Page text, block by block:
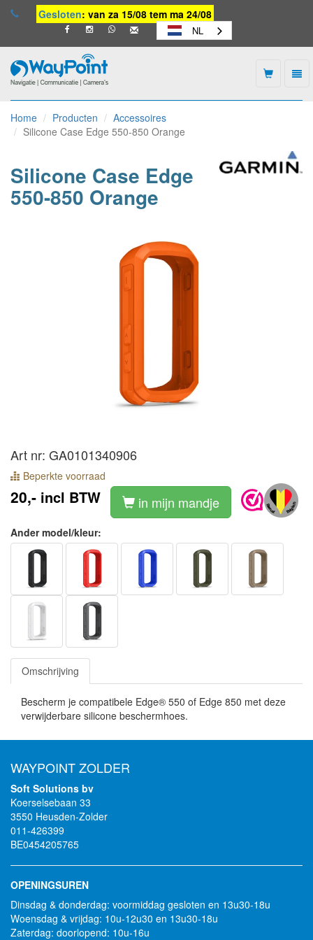
Gesloten: van za 15/08 tem ma 24/08
NL
-
naar
homepage
Home Producten
Accessoires
Silicone Case Edge 550-850 Orange
Silicone Case Edge
550-850 Orange
Art nr: GA0101340906
Beperkte voorraad
20,- incl BTW in mijn mandje
Ander model/kleur:
Omschrijving
Bescherm je compatibele Edge® 550 of Edge 850 met deze
verwijderbare silicone beschermhoes.
WAYPOINT ZOLDER
Soft Solutions bv
Koerselsebaan 33
3550 Heusden-Zolder
011-426399
BE0454205765
OPENINGSUREN
Dinsdag & donderdag: voormiddag gesloten en 13u30-18u
Woensdag & vrijdag: 10u-12u30 en 13u30-18u
Zaterdag: doorlopend: 10u-16u